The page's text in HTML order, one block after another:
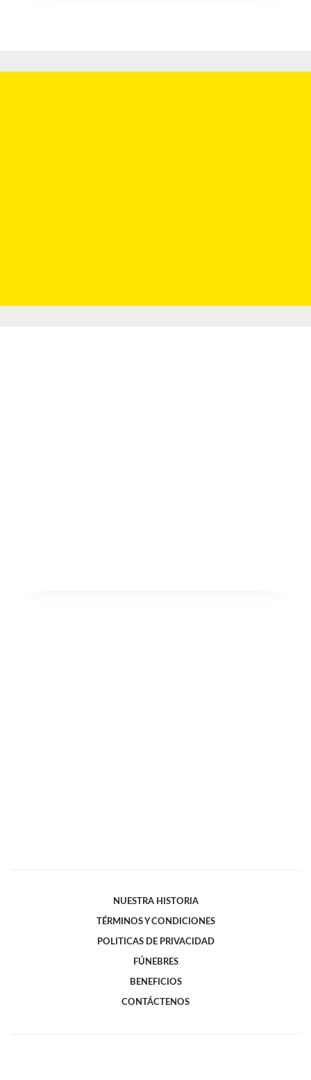
NUESTRA HISTORIA
TÉRMINOS Y CONDICIONES
POLITICAS DE PRIVACIDAD
FÚNEBRES
BENEFICIOS
CONTÁCTENOS